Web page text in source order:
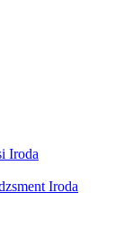
Iroda
Iroda